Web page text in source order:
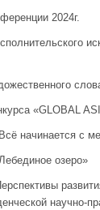
2024г.
«GLOBAL
начинается с
озеро»
научно-